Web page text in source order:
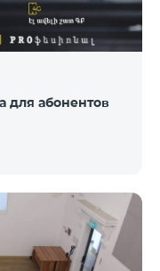
для абонентов